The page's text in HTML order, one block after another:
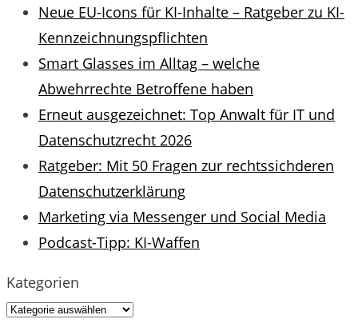
Neue EU-Icons für KI-Inhalte – Ratgeber zu KI-
Kennzeichnungspflichten
Smart Glasses im Alltag – welche
Abwehrrechte Betroffene haben
Erneut ausgezeichnet: Top Anwalt für IT und
Datenschutzrecht 2026
Ratgeber: Mit 50 Fragen zur rechtssichderen
Datenschutzerklärung
Marketing via Messenger und Social Media
Podcast-Tipp: KI-Waffen
Kategorien